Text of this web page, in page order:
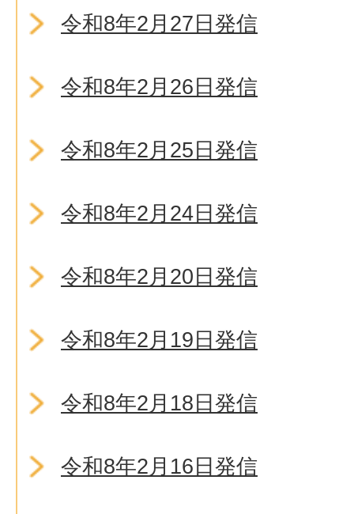
令和8年2月27日発信
令和8年2月26日発信
令和8年2月25日発信
令和8年2月24日発信
令和8年2月20日発信
令和8年2月19日発信
令和8年2月18日発信
令和8年2月16日発信